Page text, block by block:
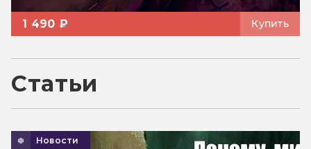
1 490 ₽ Купить
Статьи
Новости